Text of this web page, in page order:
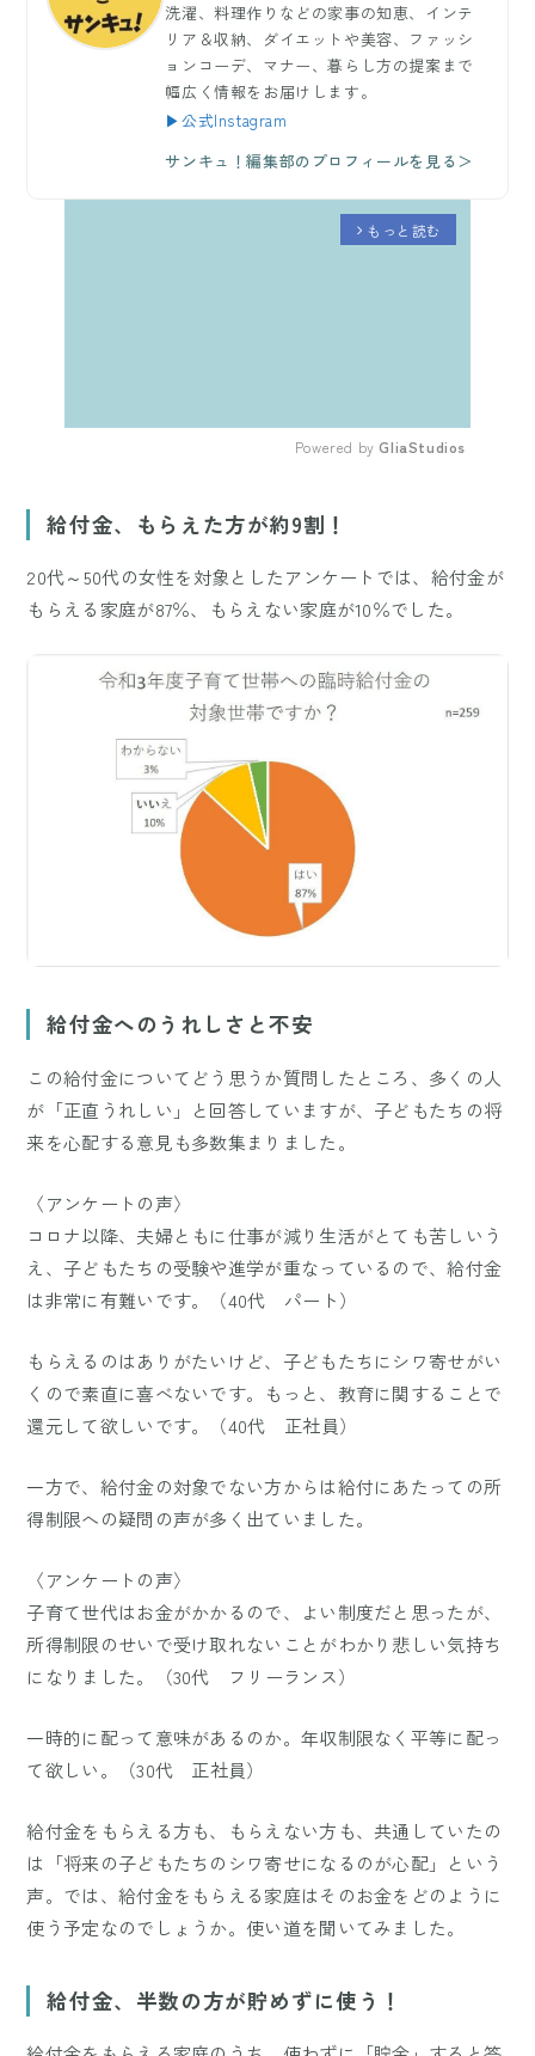
洗濯、料理作りなどの家事の知恵、インテ
リア＆収納、ダイエットや美容、ファッシ
ョンコーデ、マナー、暮らし方の提案まで
幅広く情報をお届けします。
▶公式Instagram
サンキュ！編集部のプロフィールを見る＞
arrow_forward_ios もっと読む
Powered by GliaStudios
給付金、もらえた方が約9割！
20代～50代の女性を対象としたアンケートでは、給付金が
もらえる家庭が87％、もらえない家庭が10％でした。
給付金へのうれしさと不安
この給付金についてどう思うか質問したところ、多くの人
が「正直うれしい」と回答していますが、子どもたちの将
来を心配する意見も多数集まりました。
〈アンケートの声〉
コロナ以降、夫婦ともに仕事が減り生活がとても苦しいう
え、子どもたちの受験や進学が重なっているので、給付金
は非常に有難いです。（40代 パート）
もらえるのはありがたいけど、子どもたちにシワ寄せがい
くので素直に喜べないです。もっと、教育に関することで
還元して欲しいです。（40代 正社員）
一方で、給付金の対象でない方からは給付にあたっての所
得制限への疑問の声が多く出ていました。
〈アンケートの声〉
子育て世代はお金がかかるので、よい制度だと思ったが、
所得制限のせいで受け取れないことがわかり悲しい気持ち
になりました。（30代 フリーランス）
一時的に配って意味があるのか。年収制限なく平等に配っ
て欲しい。（30代 正社員）
給付金をもらえる方も、もらえない方も、共通していたの
は「将来の子どもたちのシワ寄せになるのが心配」という
声。では、給付金をもらえる家庭はそのお金をどのように
使う予定なのでしょうか。使い道を聞いてみました。
給付金、半数の方が貯めずに使う！